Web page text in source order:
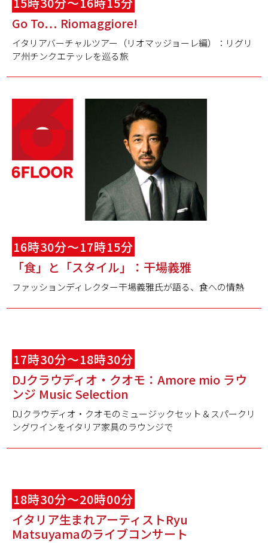
Go To… Riomaggiore!
イタリアバーチャルツアー（リオマッジョーレ編）：リグリ
ア州チンクエテッレを巡る旅
16時30分～17時15分
「食」と「スタイル」：干場義雅
ファッションディレクター干場義雅氏が語る、食への情熱
17時30分～18時30分
DJクラウディオ・クオモ：Amore mio ラウ
ンジ Music Selection
DJクラウディオ・クオモのミュージックセット＆スパークリ
ングワインをイタリア家具のラウンジで
18時30分～20時00分
イタリア生まれアーティストRyu
Matsuyamaのライブコンサート